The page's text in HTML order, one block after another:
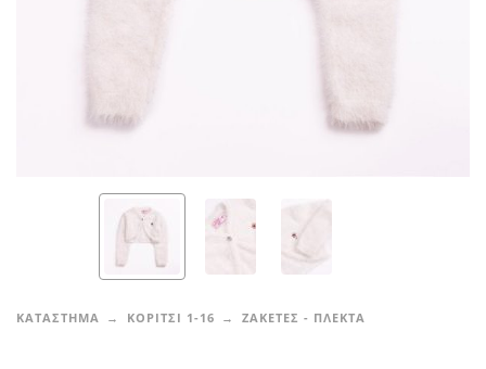
ΚΑΤΑΣΤΗΜΑ ΚΟΡΙΤΣΙ 1-16 ΖΑΚΕΤΕΣ - ΠΛΕΚΤΑ